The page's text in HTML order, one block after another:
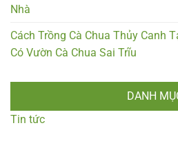
Nhà
Cách Trồng Cà Chua Thủy Canh
Có Vườn Cà Chua Sai Trĩu
DANH
Tin tức